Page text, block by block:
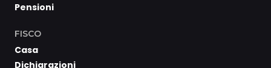
Pensioni
FISCO
Casa
Dichiarazioni